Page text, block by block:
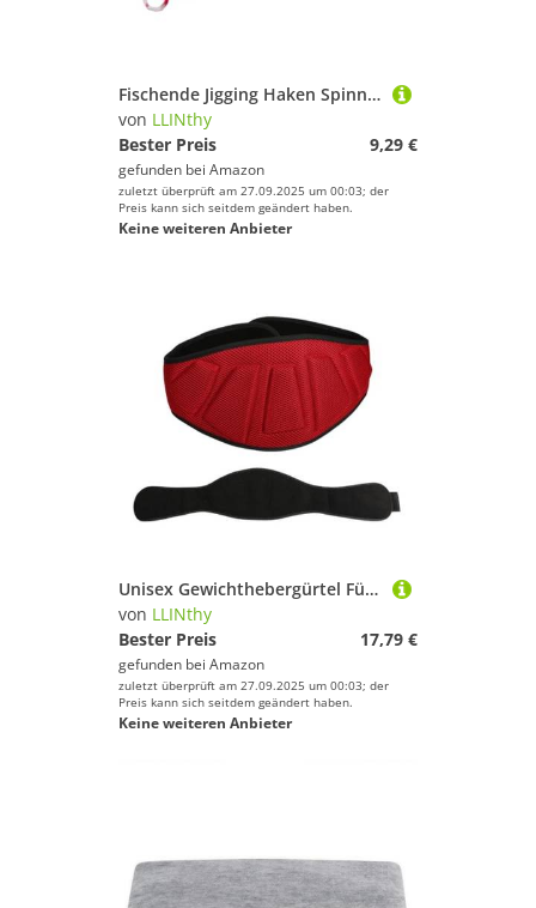
Fischende Jigging Haken Spinner Köder Metall Jigs Löffel Löschköder Langen Guss Jigging Löffel Dauerhafte Leuchtende Köder Künstlich
von LLINthy
Bester Preis
9,29 €
gefunden bei Amazon
zuletzt überprüft am 27.09.2025 um 00:03; der
Preis kann sich seitdem geändert haben.
Keine weiteren Anbieter
Unisex Gewichthebergürtel Für Krafttraining Bodybuilding Fitnessstudio Sport Taille Unterstützung Fitness Lendenwirtschaftsbodybuildinggürtel
von LLINthy
Bester Preis
17,79 €
gefunden bei Amazon
zuletzt überprüft am 27.09.2025 um 00:03; der
Preis kann sich seitdem geändert haben.
Keine weiteren Anbieter